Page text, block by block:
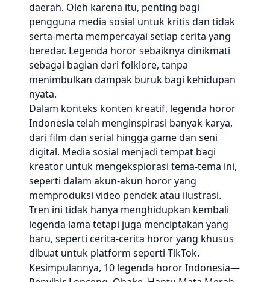
daerah. Oleh karena itu, penting bagi
pengguna media sosial untuk kritis dan tidak
serta-merta mempercayai setiap cerita yang
beredar. Legenda horor sebaiknya dinikmati
sebagai bagian dari folklore, tanpa
menimbulkan dampak buruk bagi kehidupan
nyata.
Dalam konteks konten kreatif, legenda horor
Indonesia telah menginspirasi banyak karya,
dari film dan serial hingga game dan seni
digital. Media sosial menjadi tempat bagi
kreator untuk mengeksplorasi tema-tema ini,
seperti dalam akun-akun horor yang
memproduksi video pendek atau ilustrasi.
Tren ini tidak hanya menghidupkan kembali
legenda lama tetapi juga menciptakan yang
baru, seperti cerita-cerita horor yang khusus
dibuat untuk platform seperti TikTok.
Kesimpulannya, 10 legenda horor Indonesia—